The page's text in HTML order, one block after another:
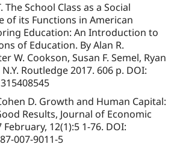
The School Class as a Social
of its Functions in American
Education: An Introduction to
of Education. By Alan R.
W. Cookson, Susan F. Semel, Ryan
Routledge 2017. 606 p. DOI:
D. Growth and Human Capital:
Results, Journal of Economic
12(1):5 1-76. DOI:
007-9011-5